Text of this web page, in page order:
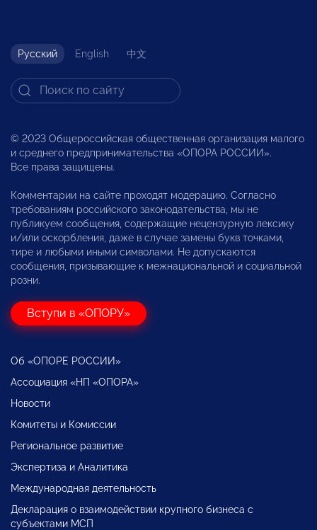
Русский English 中文
© 2023 Общероссийская общественная организация малого
и среднего предпринимательства «ОПОРА РОССИИ».
Все права защищены.
Комментарии на сайте проходят модерацию. Согласно
требованиям российского законодательства, мы не
публикуем сообщения, содержащие нецензурную лексику
и/или оскорбления, даже в случае замены букв точками,
тире и любыми иными символами. Не допускаются
сообщения, призывающие к межнациональной и социальной
розни.
Вступи в «ОПОРУ»
Об «ОПОРЕ РОССИИ»
Ассоциация «НП «ОПОРА»
Новости
Комитеты и Комиссии
Региональное развитие
Экспертиза и Аналитика
Международная деятельность
Декларация о взаимодействии крупного бизнеса с
субъектами МСП